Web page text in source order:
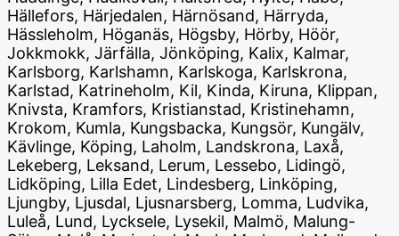
Hällefors, Härjedalen, Härnösand, Härryda,
Hässleholm, Höganäs, Högsby, Hörby, Höör,
Jokkmokk, Järfälla, Jönköping, Kalix, Kalmar,
Karlsborg, Karlshamn, Karlskoga, Karlskrona,
Karlstad, Katrineholm, Kil, Kinda, Kiruna, Klippan,
Knivsta, Kramfors, Kristianstad, Kristinehamn,
Krokom, Kumla, Kungsbacka, Kungsör, Kungälv,
Kävlinge, Köping, Laholm, Landskrona, Laxå,
Lekeberg, Leksand, Lerum, Lessebo, Lidingö,
Lidköping, Lilla Edet, Lindesberg, Linköping,
Ljungby, Ljusdal, Ljusnarsberg, Lomma, Ludvika,
Luleå, Lund, Lycksele, Lysekil, Malmö, Malung-